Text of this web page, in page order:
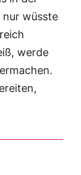
nur wüsste
werde